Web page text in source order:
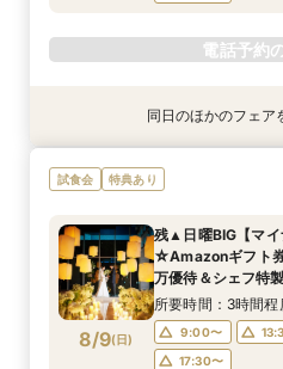
電話予約
特典あり
8/8(土)
【2名～OK！挙式
ティー×絶品試食
17:30〜
電話予約
特典あり
8/8(土)
＼初見学にオスス
×じっくり相談会
17:30〜
電話予約
特典あり
8/8(土)
短期間でも理想が
付フェア
17:30〜
電話予約
同日のほかのフェア
試食会 特典あり
8/9(日)
残▲日曜BIG【マイ
☆Amazonギフト
万優待＆シェフ特
◆選べる2つのチャ
ンドアイテム展示
所要時間：3時間程
9:00〜
17:30〜